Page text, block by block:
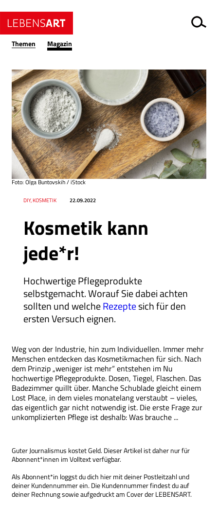
Themen Magazin
Kosmetik kann
jede*r!
Hochwertige Pflegeprodukte
selbstgemacht. Worauf Sie dabei achten
sollten und welcheRezeptesich für den
ersten Versuch eignen.
Datum 22.09.2022
RessortDIY, KOSMETIK
Foto: Olga Buntovskih / iStock
Weg von der Industrie, hin zum Individuellen. Immer mehr
Menschen entdecken das Kosmetikmachen für sich. Nach
dem Prinzip „weniger ist mehr“ entstehen im Nu
hochwertige Pflegeprodukte. Dosen, Tiegel, Flaschen. Das
Badezimmer quillt über. Manche Schublade gleicht einem
Lost Place, in dem vieles monatelang verstaubt – vieles,
das eigentlich gar nicht notwendig ist. Die erste Frage zur
unkomplizierten Pflege ist deshalb: Was brauche ...
Guter Journalismus kostet Geld. Dieser Artikel ist daher nur für
Abonnent*innen im Volltext verfügbar.
Als Abonnent*in loggst du dich hier mit deiner Postleitzahl und
deiner Kundennummer ein. Die Kundennummer findest du auf
deiner Rechnung sowie aufgedruckt am Cover der LEBENSART.